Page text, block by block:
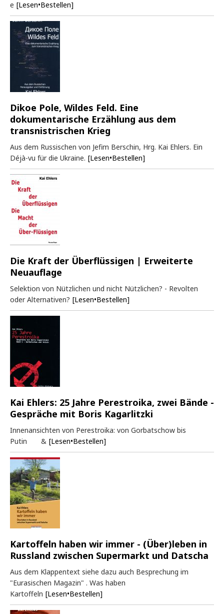
e [Lesen•Bestellen]
Dikoe Pole, Wildes Feld. Eine
dokumentarische Erzählung aus dem
transnistrischen Krieg
Aus dem Russischen von Jefim Berschin, Hrg. Kai Ehlers. Ein
Déjà-vu für die Ukraine. [Lesen•Bestellen]
Die Kraft der Überflüssigen | Erweiterte
Neuauflage
Selektion von Nützlichen und nicht Nützlichen? - Revolten
oder Alternativen? [Lesen•Bestellen]
Kai Ehlers: 25 Jahre Perestroika, zwei Bände -
Gespräche mit Boris Kagarlitzki
Innenansichten von Perestroika: von Gorbatschow bis
Putin & [Lesen•Bestellen]
Kartoffeln haben wir immer - (Über)leben in
Russland zwischen Supermarkt und Datscha
Aus dem Klappentext siehe dazu auch Besprechung im
"Eurasischen Magazin" . Was haben
Kartoffeln [Lesen•Bestellen]